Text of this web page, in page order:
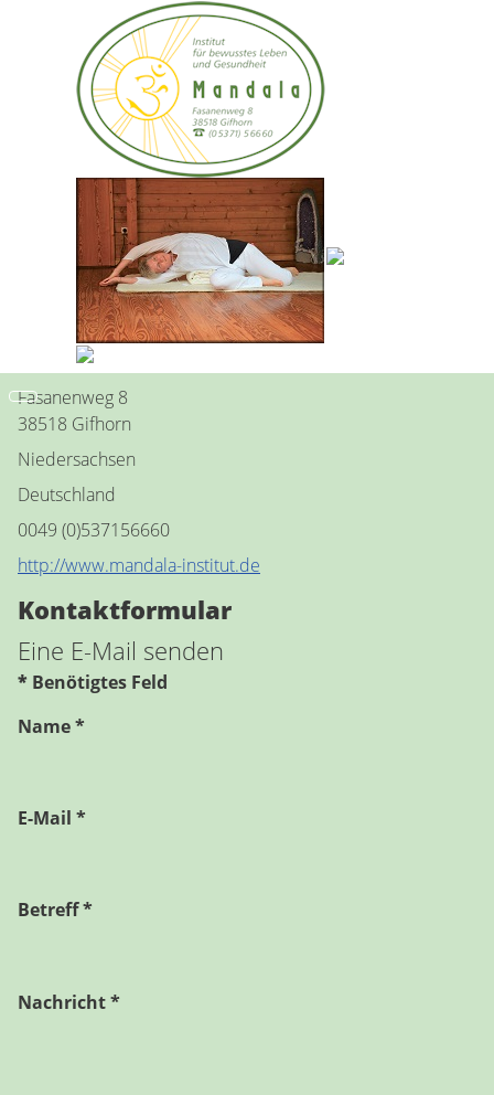
Christa-Maria
Kontakt
Position:
Inhaberin und Leitung
Adresse:
Fasanenweg 8
38518 Gifhorn
Niedersachsen
Deutschland
Telefon:
0049 (0)537156660
Website:
http://www.mandala-institut.de
Kontaktformular
Eine E-Mail senden
* Benötigtes Feld
Name*
E-Mail *
Betreff*
Nachricht*